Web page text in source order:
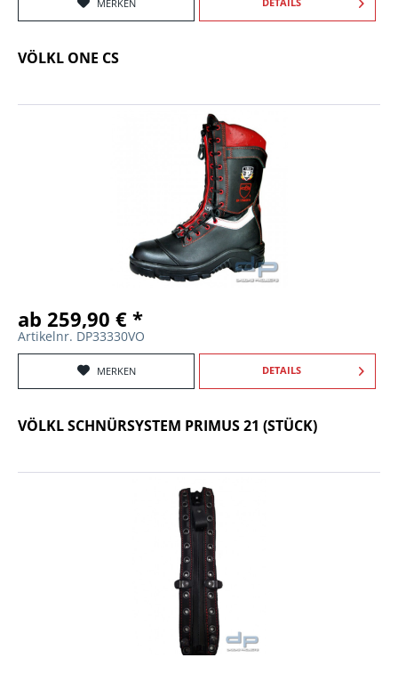
MERKEN
VÖLKL ONE CS
ab 259,90 € *
Artikelnr. DP33330VO
MERKEN DETAILS
VÖLKL SCHNÜRSYSTEM PRIMUS 21 (STÜCK)